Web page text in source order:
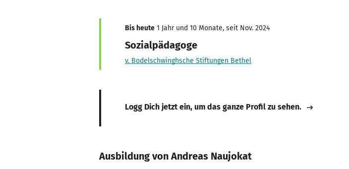
Bis heute 1 Jahr und 10 Monate, seit Nov. 2024
Sozialpädagoge
v. Bodelschwinghsche Stiftungen Bethel
Logg Dich jetzt ein, um das ganze Profil zu sehen.
Ausbildung von Andreas Naujokat